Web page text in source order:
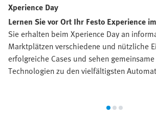
Xperience Day
Lernen Sie vor Ort Ihr Festo Experience
Sie erhalten beim Xperience Day an
Marktplätzen verschiedene und nützliche
erfolgreiche Cases und sehen
Technologien zu den vielfältigsten